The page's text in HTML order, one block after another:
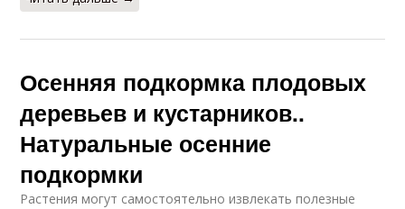
Осенняя подкормка плодовых
деревьев и кустарников..
Натуральные осенние
подкормки
Растения могут самостоятельно извлекать полезные